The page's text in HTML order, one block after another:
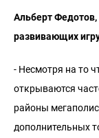
Альберт
развивающих
- Несмотря на то
открываются
районы
дополнительных